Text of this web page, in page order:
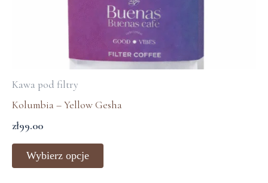
Kawa pod filtry
Kolumbia – Yellow Gesha
zł99.00
Wybierz opcje
produktu